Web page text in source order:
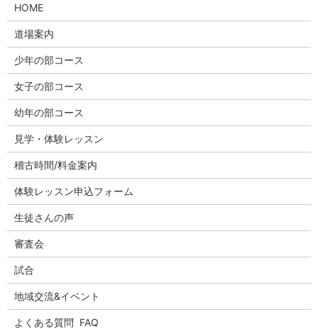
HOME
道場案内
少年の部コース
女子の部コース
幼年の部コース
見学・体験レッスン
稽古時間/料金案内
体験レッスン申込フォーム
生徒さんの声
審査会
試合
地域交流&イベント
よくある質問 FAQ